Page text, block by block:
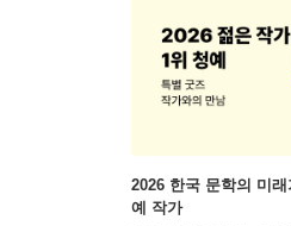
2026 한국 문학의 미
예 작가